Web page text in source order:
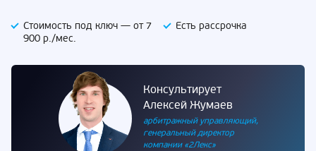
Стоимость под ключ — от 7
900 р./мес.
Есть рассрочка
Консультирует
Алексей Жумаев
арбитражный управляющий,
генеральный директор
компании «2Лекс»